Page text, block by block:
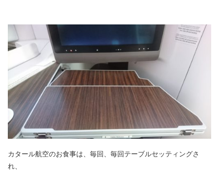
カタール航空のお食事は、毎回、毎回テーブルセッティングさ
れ、